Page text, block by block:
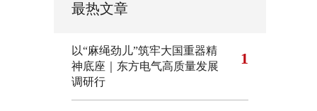
最热文章
以“麻绳劲儿”筑牢大国重器精
神底座｜东方电气高质量发展
调研行
1